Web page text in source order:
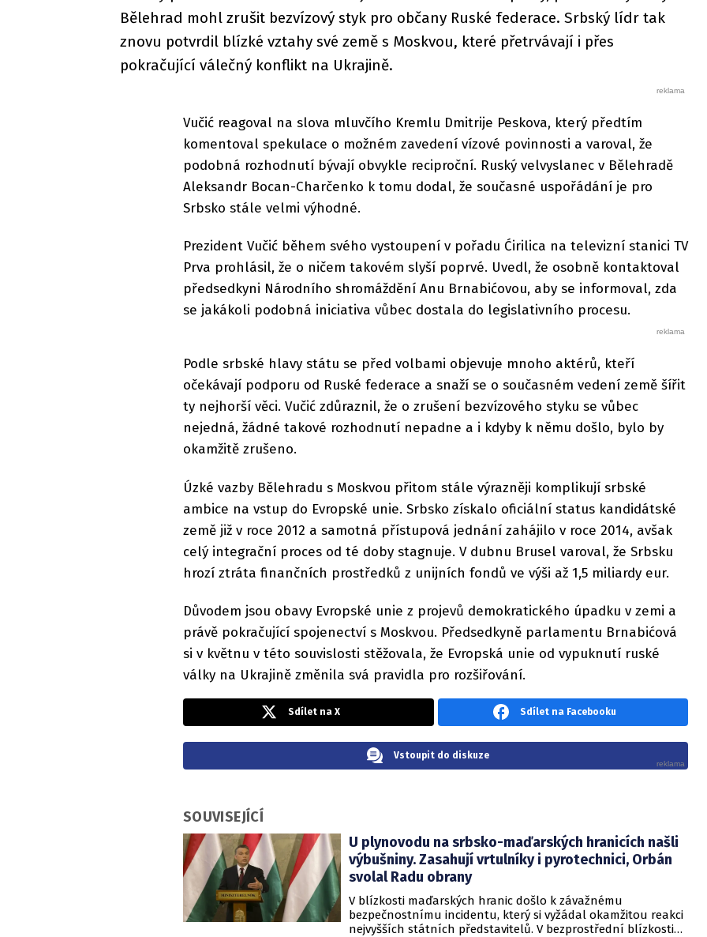
Bělehrad mohl zrušit bezvízový styk pro občany Ruské federace. Srbský lídr tak
znovu potvrdil blízké vztahy své země s Moskvou, které přetrvávají i přes
pokračující válečný konflikt na Ukrajině.
Vučić reagoval na slova mluvčího Kremlu Dmitrije Peskova, který předtím
komentoval spekulace o možném zavedení vízové povinnosti a varoval, že
podobná rozhodnutí bývají obvykle reciproční. Ruský velvyslanec v Bělehradě
Aleksandr Bocan-Charčenko k tomu dodal, že současné uspořádání je pro
Srbsko stále velmi výhodné.
Prezident Vučić během svého vystoupení v pořadu Ćirilica na televizní stanici TV
Prva prohlásil, že o ničem takovém slyší poprvé. Uvedl, že osobně kontaktoval
předsedkyni Národního shromáždění Anu Brnabićovou, aby se informoval, zda
se jakákoli podobná iniciativa vůbec dostala do legislativního procesu.
Podle srbské hlavy státu se před volbami objevuje mnoho aktérů, kteří
očekávají podporu od Ruské federace a snaží se o současném vedení země šířit
ty nejhorší věci. Vučić zdůraznil, že o zrušení bezvízového styku se vůbec
nejedná, žádné takové rozhodnutí nepadne a i kdyby k němu došlo, bylo by
okamžitě zrušeno.
Úzké vazby Bělehradu s Moskvou přitom stále výrazněji komplikují srbské
ambice na vstup do Evropské unie. Srbsko získalo oficiální status kandidátské
země již v roce 2012 a samotná přístupová jednání zahájilo v roce 2014, avšak
celý integrační proces od té doby stagnuje. V dubnu Brusel varoval, že Srbsku
hrozí ztráta finančních prostředků z unijních fondů ve výši až 1,5 miliardy eur.
Důvodem jsou obavy Evropské unie z projevů demokratického úpadku v zemi a
právě pokračující spojenectví s Moskvou. Předsedkyně parlamentu Brnabićová
si v květnu v této souvislosti stěžovala, že Evropská unie od vypuknutí ruské
války na Ukrajině změnila svá pravidla pro rozšiřování.
Sdílet na X Sdílet na Facebooku
Vstoupit do diskuze
SOUVISEJÍCÍ
U plynovodu na srbsko-maďarských hranicích našli
výbušniny. Zasahují vrtulníky i pyrotechnici, Orbán
svolal Radu obrany
V blízkosti maďarských hranic došlo k závažnému
bezpečnostnímu incidentu, který si vyžádal okamžitou reakci
nejvyšších státních představitelů. V bezprostřední blízkosti